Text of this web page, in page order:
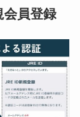
会員登録